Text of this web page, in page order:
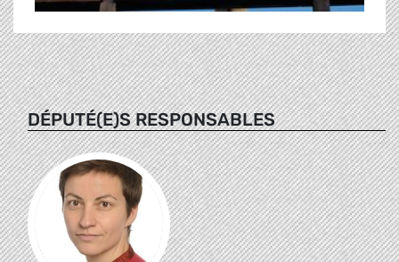
DÉPUTÉ(E)S RESPONSABLES